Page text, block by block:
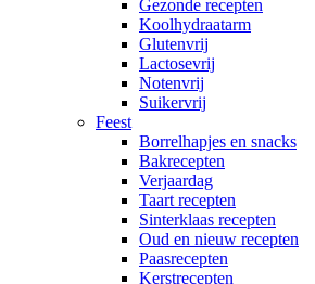
Gezonde recepten
Koolhydraatarm
Glutenvrij
Lactosevrij
Notenvrij
Suikervrij
Feest
Borrelhapjes en snacks
Bakrecepten
Verjaardag
Taart recepten
Sinterklaas recepten
Oud en nieuw recepten
Paasrecepten
Kerstrecepten